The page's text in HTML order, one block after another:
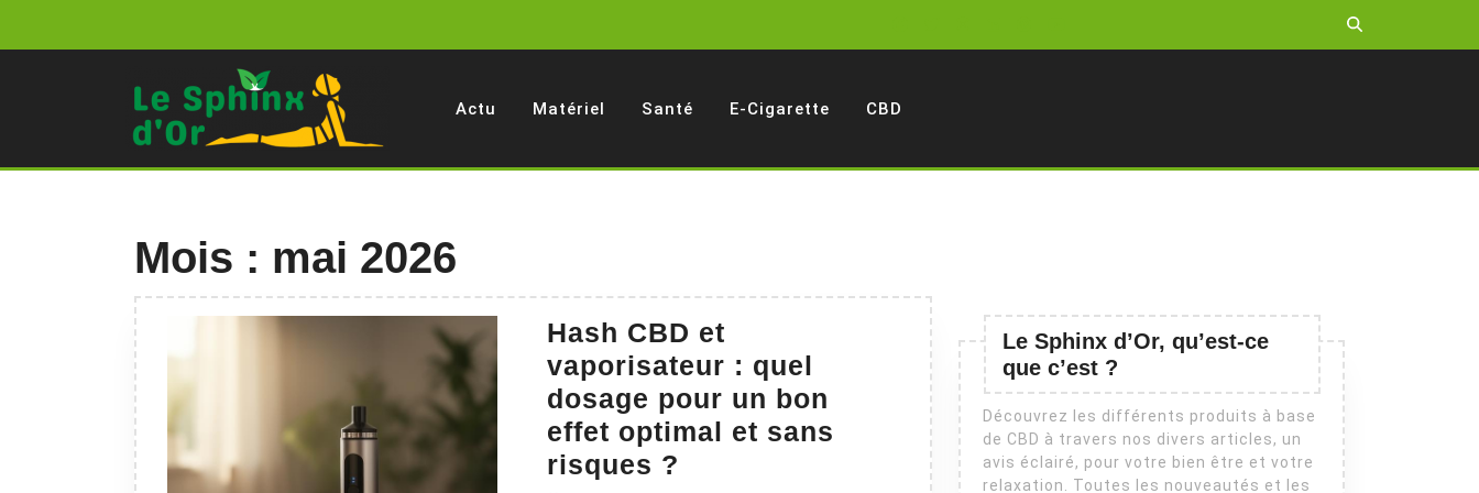
Actu Matériel Santé E-Cigarette CBD
Mois : mai 2026
Hash CBD et
vaporisateur : quel
dosage pour un bon
effet optimal et sans
risques ?
Le Sphinx d’Or, qu’est-ce
que c’est ?
Découvrez les différents produits à base
de CBD à travers nos divers articles, un
avis éclairé, pour votre bien être et votre
relaxation. Toutes les nouveautés et les